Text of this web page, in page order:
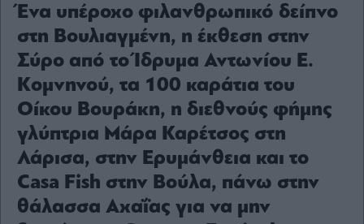
Media
Winners
Losers
Επι-
θετικά
Rumors
ESG
Today
Mononews2030
Άρθρα
Ένα υπέροχο φιλανθρωπικό δείπνο
στη Βουλιαγμένη, η έκθεση στην
Σύρο από το Ίδρυμα Αντωνίου Ε.
Κομνηνού, τα 100 καράτια του
Οίκου Βουράκη, η διεθνούς φήμης
γλύπτρια Μάρα Καρέτσος στη
Λάρισα, στην Ερυμάνθεια και το
Casa Fish στην Βούλα, πάνω στην
θάλασσα Αχαΐας για να μην